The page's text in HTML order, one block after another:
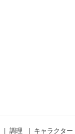
調理 キャラクター